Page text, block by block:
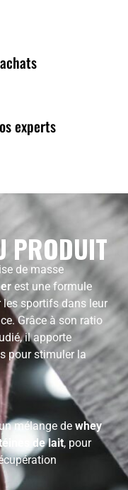
experts
PRODUIT
de masse
est une formule
les sportifs dans leur
Grâce à son ratio
il apporte
pour stimuler la
mélange dewhey
de lait, pour